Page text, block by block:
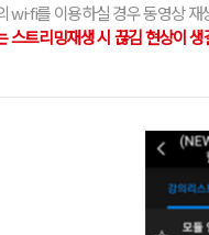
fi를 이용하실 경우 동영상 재
트리밍재생 시 끊김 현상이